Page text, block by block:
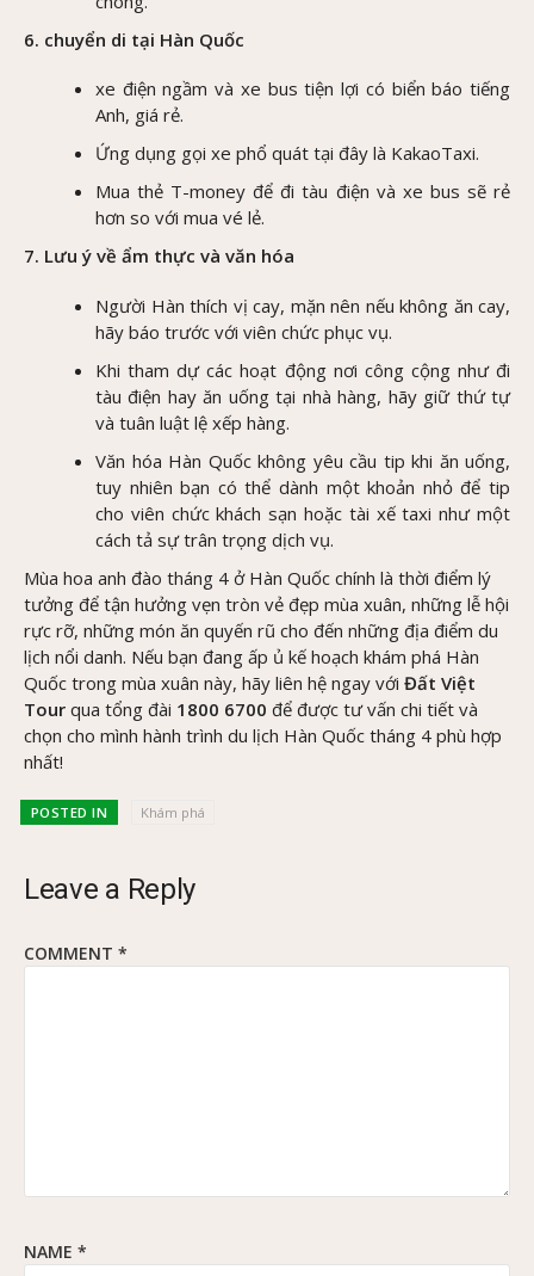
6. chuyển di tại Hàn Quốc
xe điện ngầm và xe bus tiện lợi có biển báo tiếng
Anh, giá rẻ.
Ứng dụng gọi xe phổ quát tại đây là KakaoTaxi.
Mua thẻ T-money để đi tàu điện và xe bus sẽ rẻ
hơn so với mua vé lẻ.
7. Lưu ý về ẩm thực và văn hóa
Người Hàn thích vị cay, mặn nên nếu không ăn cay,
hãy báo trước với viên chức phục vụ.
Khi tham dự các hoạt động nơi công cộng như đi
tàu điện hay ăn uống tại nhà hàng, hãy giữ thứ tự
và tuân luật lệ xếp hàng.
Văn hóa Hàn Quốc không yêu cầu tip khi ăn uống,
tuy nhiên bạn có thể dành một khoản nhỏ để tip
cho viên chức khách sạn hoặc tài xế taxi như một
cách tả sự trân trọng dịch vụ.
Mùa hoa anh đào tháng 4 ở Hàn Quốc chính là thời điểm lý
tưởng để tận hưởng vẹn tròn vẻ đẹp mùa xuân, những lễ hội
rực rỡ, những món ăn quyến rũ cho đến những địa điểm du
lịch nổi danh. Nếu bạn đang ấp ủ kế hoạch khám phá Hàn
Quốc trong mùa xuân này, hãy liên hệ ngay với Đất Việt
Tour qua tổng đài 1800 6700 để được tư vấn chi tiết và
chọn cho mình hành trình du lịch Hàn Quốc tháng 4 phù hợp
nhất!
POSTED IN Khám phá
Leave a Reply
COMMENT *
NAME *